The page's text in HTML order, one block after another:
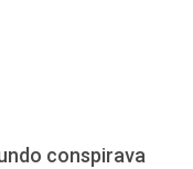
conspirava